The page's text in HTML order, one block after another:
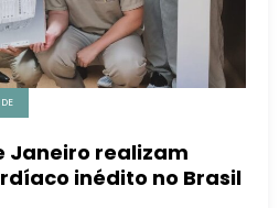
Janeiro realizam
inédito no Brasil